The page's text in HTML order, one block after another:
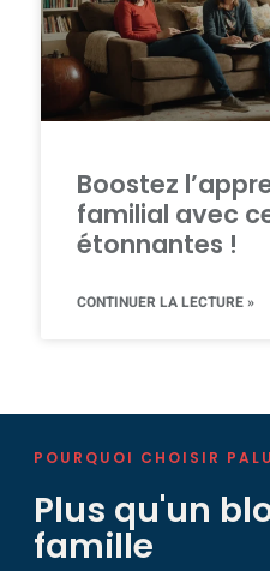
Boostez
familial avec
étonnantes !
CONTINUER LA LECTURE »
POURQUOI CHOISIR
Plus qu'un
famille